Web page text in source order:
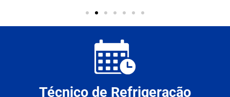
Técnico de Refrigeração